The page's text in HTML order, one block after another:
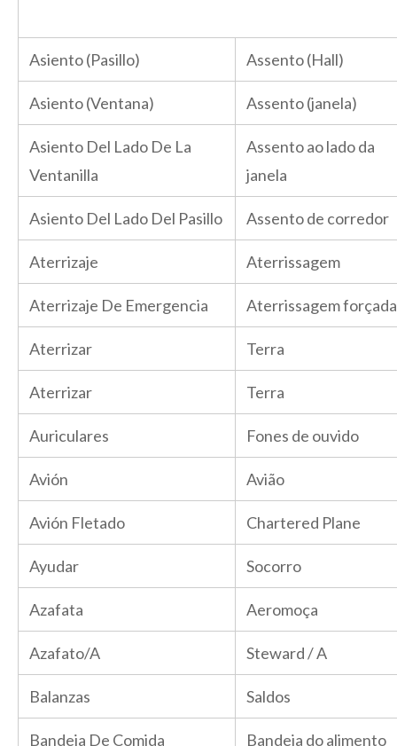
Asiento (Pasillo) Assento (Hall)
Asiento (Ventana) Assento (janela)
Asiento Del Lado De La
Ventanilla
Assento ao lado da
janela
Asiento Del Lado Del Pasillo Assento de corredor
Aterrizaje Aterrissagem
Aterrizaje De Emergencia Aterrissagem forçada
Aterrizar Terra
Aterrizar Terra
Auriculares Fones de ouvido
Avión Avião
Avión Fletado Chartered Plane
Ayudar Socorro
Azafata Aeromoça
Azafato/A Steward / A
Balanzas Saldos
Bandeja De Comida Bandeja do alimento